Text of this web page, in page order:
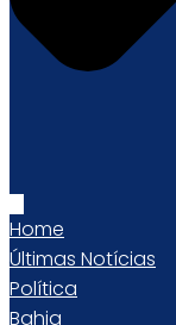
Home
Últimas Notícias
Política
Bahia